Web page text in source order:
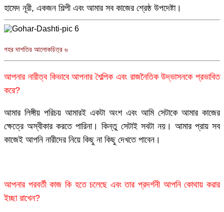
হামেদ নূরী, একজন শিল্পী এবং আমার সব কাজের শ্রেষ্ঠ উপদেষ্টা।
গহর দাশতির আলোকচিত্র ৬
আপনার নারীত্ব কিভাবে আপনার শৈল্পিক এবং রাজনৈতিক উদ্ভাসনকে প্রভাবিত
করে?
আমার লিঙ্গীয় পরিচয় আমারই একটা অংশ এবং আমি সেটাকে আমার কাজের
ক্ষেত্রে অস্বীকার করতে পারিনা। কিন্তু সেটাই সবটা নয়। আমার প্রায় সব
কাজেই আপনি নারীদের নিয়ে কিছু না কিছু দেখতে পাবেন।
আপনার পরবর্তী কাজ কি হতে চলেছে এবং তার প্রদর্শনী আপনি কোথায় করার
ইচ্ছা রাখেন?